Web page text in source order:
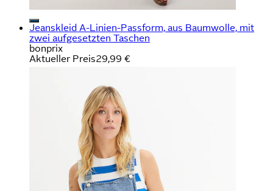
Jeanskleid A-Linien-Passform, aus Baumwolle, mit
zwei aufgesetzten Taschen
bonprix
Aktueller Preis29,99 €